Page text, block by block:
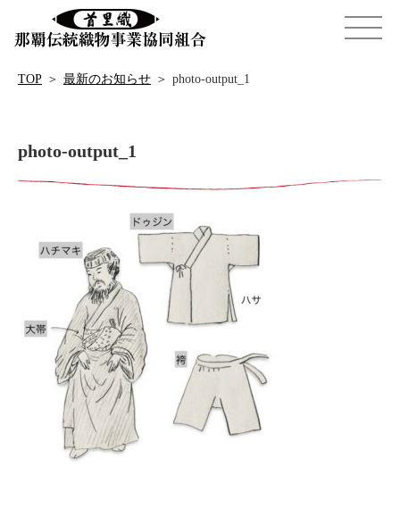
TOP ＞ 最新のお知らせ ＞ photo-output_1
photo-output_1